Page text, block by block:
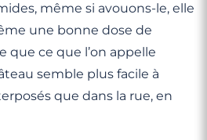
même si avouons-le, elle
une bonne dose de
que ce que l’on appelle
semble plus facile à
que dans la rue, en